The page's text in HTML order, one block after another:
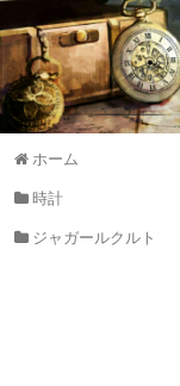
ホーム
時計
ジャガールクルト